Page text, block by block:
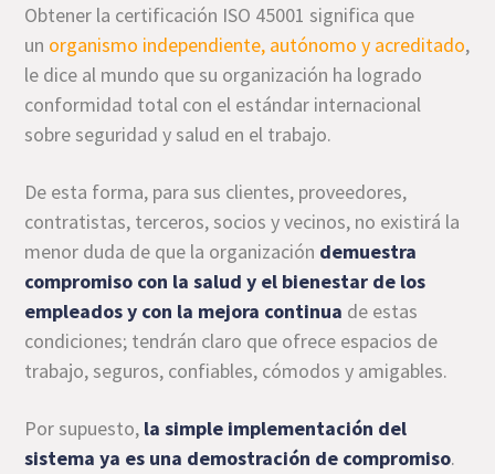
Obtener la certificación ISO 45001 significa que
un organismo independiente, autónomo y acreditado,
le dice al mundo que su organización ha logrado
conformidad total con el estándar internacional
sobre seguridad y salud en el trabajo.
De esta forma, para sus clientes, proveedores,
contratistas, terceros, socios y vecinos, no existirá la
menor duda de que la organización demuestra
compromiso con la salud y el bienestar de los
empleados y con la mejora continua de estas
condiciones; tendrán claro que ofrece espacios de
trabajo, seguros, confiables, cómodos y amigables.
Por supuesto, la simple implementación del
sistema ya es una demostración de compromiso.